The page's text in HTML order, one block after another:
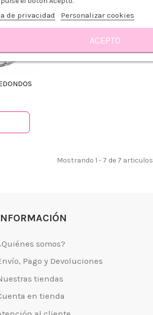
Mostrando 1 - 7 de 7 articulos
de privacidad Personalizar cookies
ACEPTO